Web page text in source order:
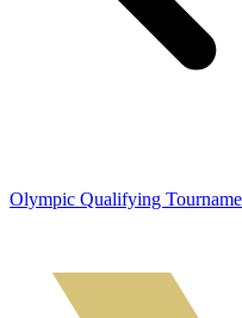
Olympic Qualifying